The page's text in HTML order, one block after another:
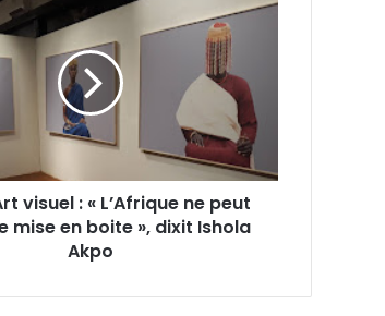
visuel : « L’Afrique ne peut
mise en boite », dixit Ishola
Akpo